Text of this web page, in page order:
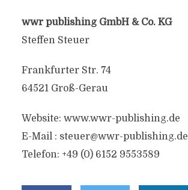
wwr publishing GmbH & Co. KG
Steffen Steuer
Frankfurter Str. 74
64521 Groß-Gerau
Website: www.wwr-publishing.de
E-Mail : steuer@wwr-publishing.de
Telefon: +49 (0) 6152 9553589